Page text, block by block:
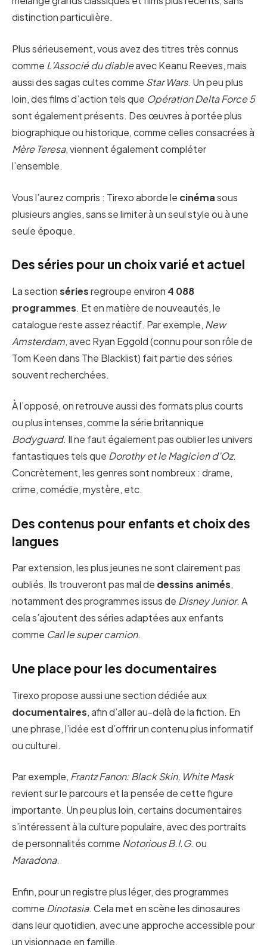
distinction particulière.
Plus sérieusement, vous avez des titres très connus
comme L’Associé du diableavec Keanu Reeves, mais
aussi des sagas cultes comme Star Wars. Un peu plus
loin, des films d’action tels que Opération Delta Force 5
sont également présents. Des œuvres à portée plus
biographique ou historique, comme celles consacrées à
Mère Teresa, viennent également compléter
l’ensemble.
Vous l’aurez compris : Tirexo aborde le cinémasous
plusieurs angles, sans se limiter à un seul style ou à une
seule époque.
Des séries pour un choix varié et actuel
La sectionsériesregroupe environ 4 088
programmes. Et en matière de nouveautés, le
catalogue reste assez réactif. Par exemple, New
Amsterdam, avec Ryan Eggold (connu pour son rôle de
Tom Keen dans The Blacklist) fait partie des séries
souvent recherchées.
À l’opposé, on retrouve aussi des formats plus courts
ou plus intenses, comme la série britannique
Bodyguard. Il ne faut également pas oublier les univers
fantastiques tels que Dorothy et le Magicien d’Oz.
Concrètement, les genres sont nombreux : drame,
crime, comédie, mystère, etc.
Des contenus pour enfants et choix des
langues
Par extension, les plus jeunes ne sont clairement pas
oubliés. Ils trouveront pas mal de dessins animés,
notamment des programmes issus de Disney Junior. A
cela s’ajoutent des séries adaptées aux enfants
comme Carl le super camion.
Une place pour les documentaires
Tirexo propose aussi une section dédiée aux
documentaires, afin d’aller au-delà de la fiction. En
une phrase, l’idée est d’offrir un contenu plus informatif
ou culturel.
Par exemple, Frantz Fanon: Black Skin, White Mask
revient sur le parcours et la pensée de cette figure
importante. Un peu plus loin, certains documentaires
s’intéressent à la culture populaire, avec des portraits
de personnalités comme Notorious B.I.G. ou
Maradona.
Enfin, pour un registre plus léger, des programmes
comme Dinotasia. Cela met en scène les dinosaures
dans leur quotidien, avec une approche accessible pour
un visionnage en famille.